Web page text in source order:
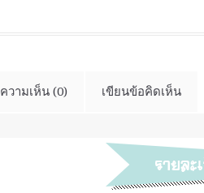
ความเห็น (0) เขียนข้อคิดเห็น